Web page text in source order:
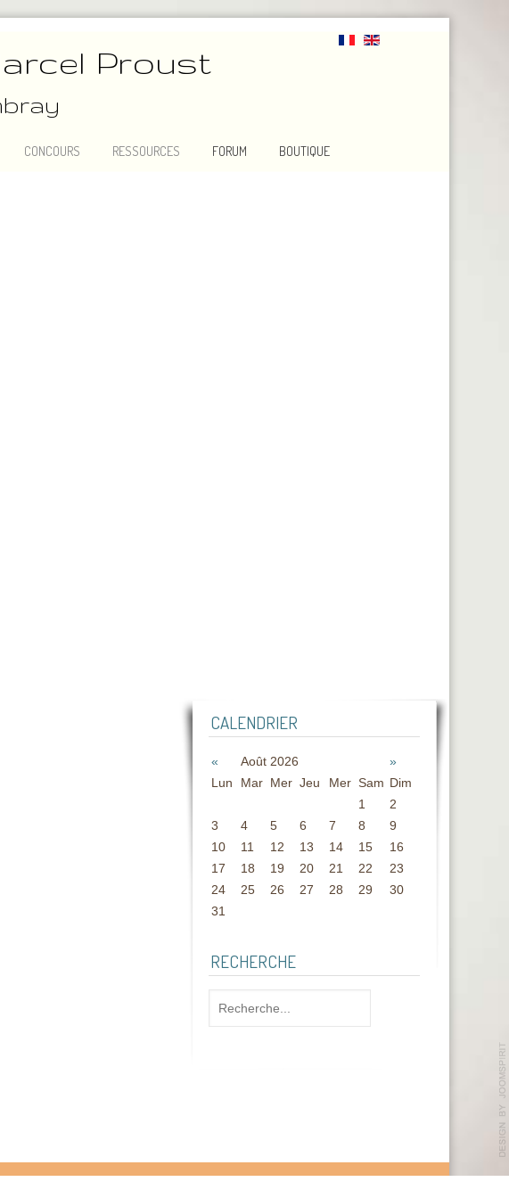
Proust
CONCOURS RESSOURCES FORUM BOUTIQUE
CALENDRIER
« Août 2026
»
Lun
Mar Mer Jeu Mer Sam Dim
1
2
3
4 5 6 7 8
9
10
11 12 13 14 15
16
17
18 19 20 21 22
23
24
25 26 27 28 29
30
31
RECHERCHE